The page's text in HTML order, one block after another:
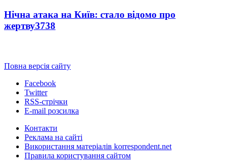
Нічна атака на Київ: стало відомо про
жертву3738
Повна версія сайту
Facebook
Twitter
RSS-стрічки
E-mail розсилка
Контакти
Реклама на сайті
Використання матеріалів korrespondent.net
Правила користування сайтом